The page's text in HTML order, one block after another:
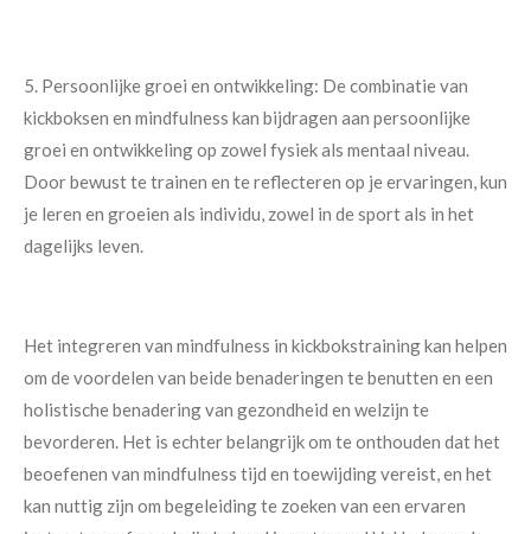
5. Persoonlijke groei en ontwikkeling: De combinatie van
kickboksen en mindfulness kan bijdragen aan persoonlijke
groei en ontwikkeling op zowel fysiek als mentaal niveau.
Door bewust te trainen en te reflecteren op je ervaringen, kun
je leren en groeien als individu, zowel in de sport als in het
dagelijks leven.
Het integreren van mindfulness in kickbokstraining kan helpen
om de voordelen van beide benaderingen te benutten en een
holistische benadering van gezondheid en welzijn te
bevorderen. Het is echter belangrijk om te onthouden dat het
beoefenen van mindfulness tijd en toewijding vereist, en het
kan nuttig zijn om begeleiding te zoeken van een ervaren